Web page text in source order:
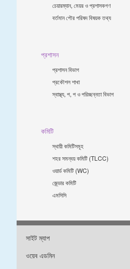
চেয়ারম্যান, মেয়র ও প্রশাসকগণ
বর্তমান পৌর পরিষদ বিষয়ক তথ্য
প্রশাসন
প্রশাসন বিভাগ
প্রকৌশল শাখা
স্বাস্থ্য, প, প ও পরিচ্ছন্নতা ‍বিভাগ
কমিটি
স্থায়ী কমিটিসমূহ
শহর সমন্বয় কমিটি (TLCC)
ওয়ার্ড কমিটি (WC)
জে্ন্ডার কমিটি
এমসিসি
সাইট ম্যাপ
ওয়েব এডমিন